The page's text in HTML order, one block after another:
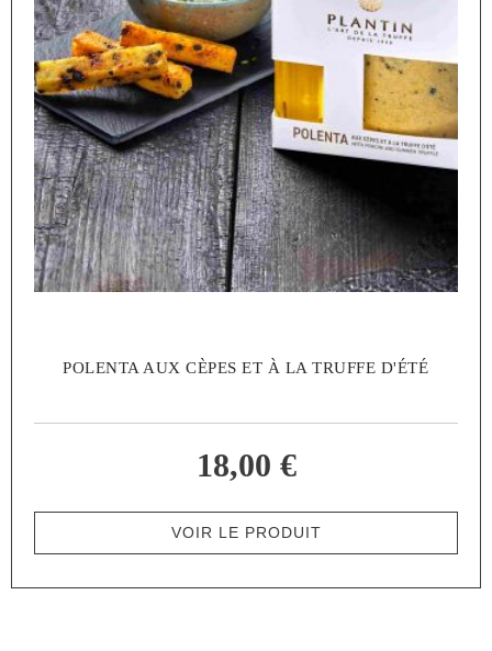
POLENTA AUX CÈPES ET À LA TRUFFE D'ÉTÉ
18,00 €
VOIR LE PRODUIT